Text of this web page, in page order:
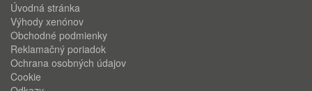
Úvodná stránka
Výhody xenónov
Obchodné podmienky
Reklamačný poriadok
Ochrana osobných údajov
Cookie